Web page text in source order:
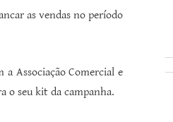
as vendas no período
Associação Comercial e
o seu kit da campanha.